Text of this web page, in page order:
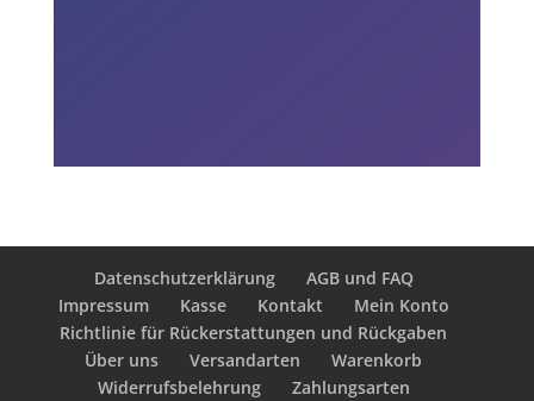
Datenschutzerklärung
AGB und FAQ
Impressum
Kasse Kontakt
Mein Konto
Richtlinie für Rückerstattungen und Rückgaben
Über uns
Versandarten
Warenkorb
Widerrufsbelehrung
Zahlungsarten